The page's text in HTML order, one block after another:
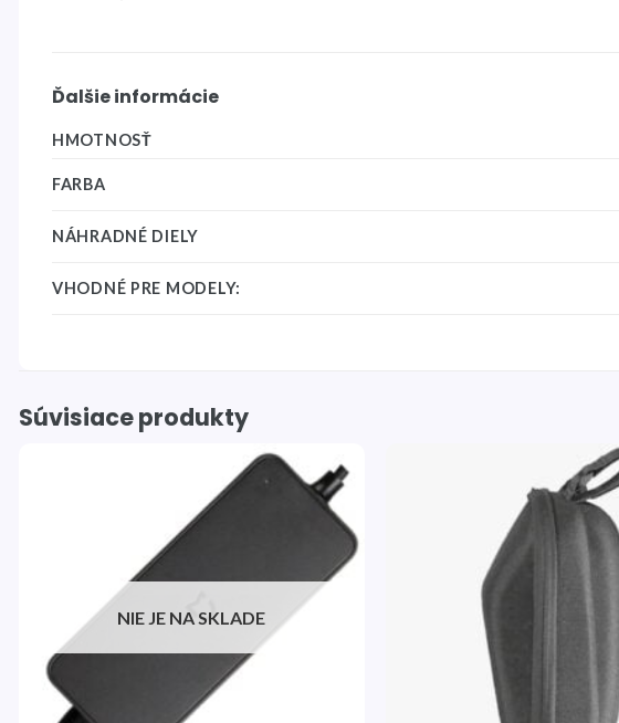
Ďalšie informácie
HMOTNOSŤ
FARBA
NÁHRADNÉ DIELY
VHODNÉ PRE MODELY:
Súvisiace produkty
Pridať
zoznamu
NIE JE NA SKLADE